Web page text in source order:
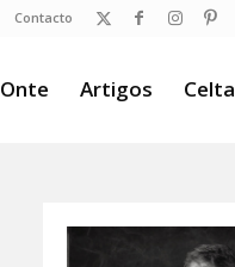
Contacto
Onte Artigos Celta